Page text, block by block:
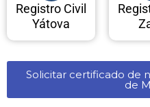
Registro Civil
Yátova
Solicitar certificado de
de